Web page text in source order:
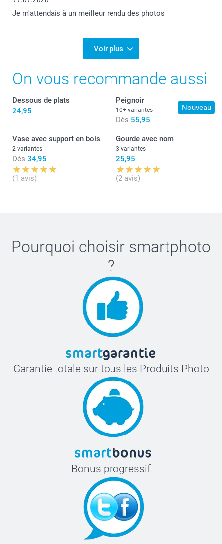
Je m'attendais à un meilleur rendu des photos
Voir plus
On vous recommande aussi
Dessous de plats
24,95
Nouveau
Peignoir
10+ variantes
Dès 55,95
Vase avec support en bois
2 variantes
Dès 34,95
(1 avis)
Gourde avec nom
3 variantes
25,95
(2 avis)
Pourquoi choisir smartphoto
?
Garantie totale sur tous les Produits Photo
Bonus progressif